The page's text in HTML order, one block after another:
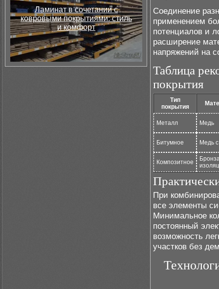
Ламинат в сочетании с
ковровыми покрытиями: стиль
и комфорт
Соединение
применением
потенциалов и
расширение
напряжений на
Таблица
покрытия
Тип
покрытия
Металл Медь
Битумное Медь
Композитное
При
все элементы
Минимальное
постоянный
возможность
участков без